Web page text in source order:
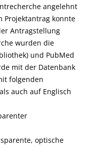
angelehnt
Projektantrag konnte
Antragstellung
wurden die
und PubMed
mit der Datenbank
folgenden
auch auf Englisch
optische